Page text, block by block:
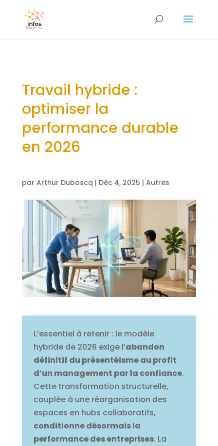
Travail hybride :
optimiser la
performance durable
en 2026
par Arthur Duboscq | Déc 4, 2025 | Autres
L’essentiel à retenir : le modèle
hybride de 2026 exige l’abandon
définitif du présentéisme au profit
d’un management par la confiance.
Cette transformation structurelle,
couplée à une réorganisation des
espaces en hubs collaboratifs,
conditionne désormais la
performance des entreprises. La